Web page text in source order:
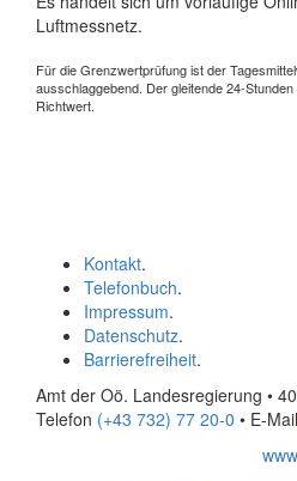
Luftmessnetz.
Für die Grenzwertprüfung ist der
ausschlaggebend. Der gleitende 24-
Richtwert.
Kontakt.
Telefonbuch.
Impressum.
Datenschutz.
Barrierefreiheit.
Amt der Oö. Landesregierung •
Telefon (+43 732) 77 20-0 • E-Mail